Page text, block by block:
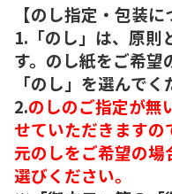
【のし指定・包装に
1.「のし」は、原則
す。のし紙をご希望
「のし」を選んでく
2.のしのご指定が無
せていただきます
元のしをご希望の
選びください。